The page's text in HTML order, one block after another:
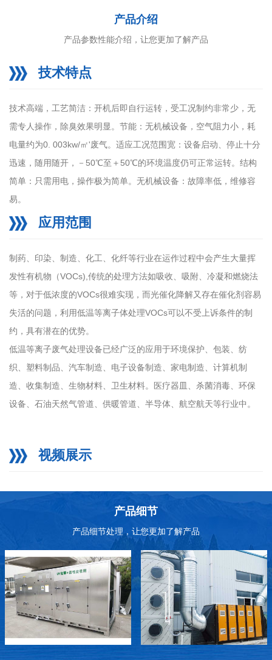
产品介绍
产品参数性能介绍，让您更加了解产品
技术特点
技术高端，工艺简洁：开机后即自行运转，受工况制约非常少，无
需专人操作，除臭效果明显。节能：无机械设备，空气阻力小，耗
电量约为0. 003kw/㎡'废气。适应工况范围宽：设备启动、停止十分
迅速，随用随开，－50℃至＋50℃的环境温度仍可正常运转。结构
简单：只需用电，操作极为简单。无机械设备：故障率低，维修容
易。
应用范围
制药、印染、制造、化工、化纤等行业在运作过程中会产生大量挥
发性有机物（VOCs),传统的处理方法如吸收、吸附、冷凝和燃烧法
等，对于低浓度的VOCs很难实现，而光催化降解又存在催化剂容易
失活的问题，利用低温等离子体处理VOCs可以不受上诉条件的制
约，具有潜在的优势。
低温等离子废气处理设备已经广泛的应用于环境保护、包装、纺
织、塑料制品、汽车制造、电子设备制造、家电制造、计算机制
造、收集制造、生物材料、卫生材料。医疗器皿、杀菌消毒、环保
设备、石油天然气管道、供暖管道、半导体、航空航天等行业中。
视频展示
产品细节
产品细节处理，让您更加了解产品